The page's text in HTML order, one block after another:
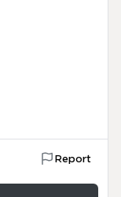
Report